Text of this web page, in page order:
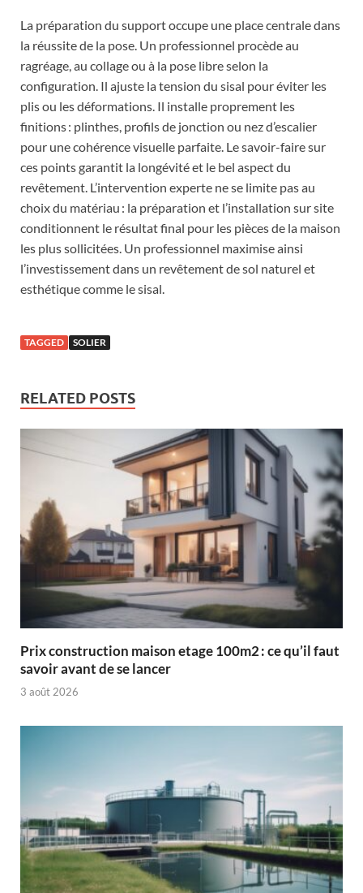
La préparation du support occupe une place centrale dans
la réussite de la pose. Un professionnel procède au
ragréage, au collage ou à la pose libre selon la
configuration. Il ajuste la tension du sisal pour éviter les
plis ou les déformations. Il installe proprement les
finitions : plinthes, profils de jonction ou nez d’escalier
pour une cohérence visuelle parfaite. Le savoir-faire sur
ces points garantit la longévité et le bel aspect du
revêtement. L’intervention experte ne se limite pas au
choix du matériau : la préparation et l’installation sur site
conditionnent le résultat final pour les pièces de la maison
les plus sollicitées. Un professionnel maximise ainsi
l’investissement dans un revêtement de sol naturel et
esthétique comme le sisal.
TAGGED SOLIER
RELATED POSTS
Prix construction maison etage 100m2 : ce qu’il faut
savoir avant de se lancer
3 août 2026